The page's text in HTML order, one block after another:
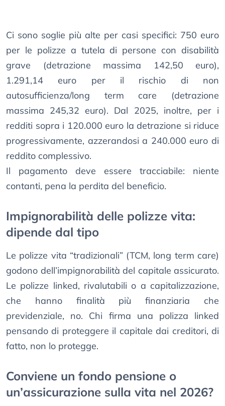
Ci sono soglie più alte per casi specifici: 750 euro
per le polizze a tutela di persone con disabilità
grave (detrazione massima 142,50 euro),
1.291,14 euro per il rischio di non
autosufficienza/long term care (detrazione
massima 245,32 euro). Dal 2025, inoltre, per i
redditi sopra i 120.000 euro la detrazione si riduce
progressivamente, azzerandosi a 240.000 euro di
reddito complessivo.
Il pagamento deve essere tracciabile: niente
contanti, pena la perdita del beneficio.
Impignorabilità delle polizze vita:
dipende dal tipo
Le polizze vita “tradizionali” (TCM, long term care)
godono dell’impignorabilità del capitale assicurato.
Le polizze linked, rivalutabili o a capitalizzazione,
che hanno finalità più finanziaria che
previdenziale, no. Chi firma una polizza linked
pensando di proteggere il capitale dai creditori, di
fatto, non lo protegge.
Conviene un fondo pensione o
un’assicurazione sulla vita nel 2026?